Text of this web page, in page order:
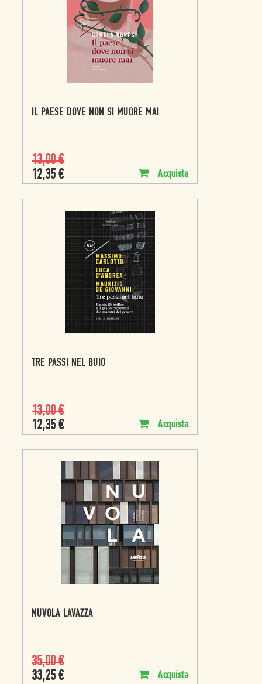
IL PAESE DOVE NON SI MUORE MAI
13,00€
12,35 € Acquista
TRE PASSI NEL BUIO
13,00€
12,35 € Acquista
NUVOLA LAVAZZA
35,00€
33,25 € Acquista